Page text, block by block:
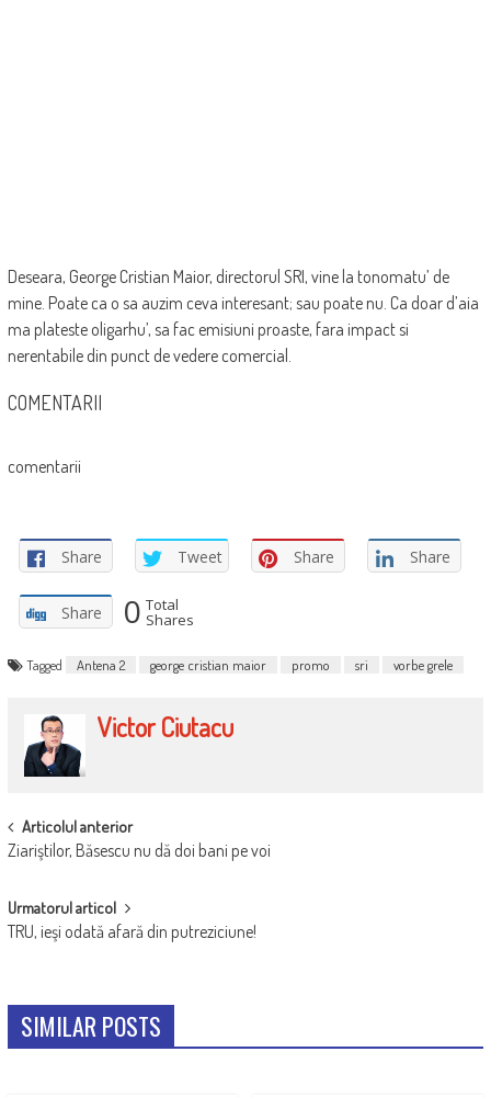
Deseara, George Cristian Maior, directorul SRI, vine la tonomatu’ de
mine. Poate ca o sa auzim ceva interesant; sau poate nu. Ca doar d’aia
ma plateste oligarhu’, sa fac emisiuni proaste, fara impact si
nerentabile din punct de vedere comercial.
COMENTARII
comentarii
Share Tweet Share Share
Share 0 Total
Shares
Tagged Antena 2 george cristian maior promo sri vorbe grele
Victor Ciutacu
POST
NAVIGATION
Articolul anterior
Ziariştilor, Băsescu nu dă doi bani pe voi
Urmatorul articol
TRU, ieşi odată afară din putreziciune!
SIMILAR POSTS